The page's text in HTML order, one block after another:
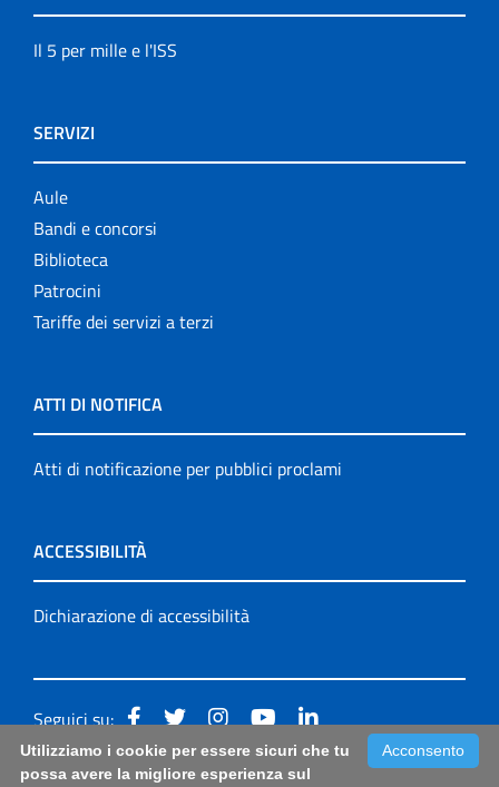
Il 5 per mille e l'ISS
SERVIZI
Aule
Bandi e concorsi
Biblioteca
Patrocini
Tariffe dei servizi a terzi
ATTI DI NOTIFICA
Atti di notificazione per pubblici proclami
ACCESSIBILITÀ
Dichiarazione di accessibilità
Seguici su:
Accessibilità: form di segnalazione di prima istanza per
Acconsento
Utilizziamo i cookie per essere sicuri che tu
possa avere la migliore esperienza sul